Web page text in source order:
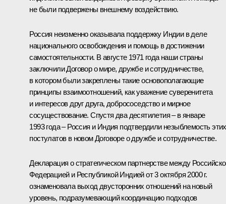
не были подвержены внешнему воздействию.
Россия неизменно оказывала поддержку Индии в деле
национального освобождения и помощь в достижении
самостоятельности. В августе 1971 года наши страны
заключили Договор о мире, дружбе и сотрудничестве,
в котором были закреплены такие основополагающие
принципы взаимоотношений, как уважение суверенитета
и интересов друг друга, добрососедство и мирное
сосуществование. Спустя два десятилетия – в январе
1993 года – Россия и Индия подтвердили незыблемость этих
постулатов в новом Договоре о дружбе и сотрудничестве.
Декларация о стратегическом партнерстве между
Федерацией и Республикой Индией от 3 октября 2000 г.
ознаменовала выход двусторонних отношений на новый
уровень, подразумевающий координацию подходов